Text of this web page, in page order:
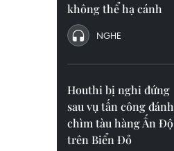
không thể hạ cánh
NGHE
Houthi bị nghi đứng
sau vụ tấn công đánh
chìm tàu hàng Ấn Độ
trên Biển Đỏ